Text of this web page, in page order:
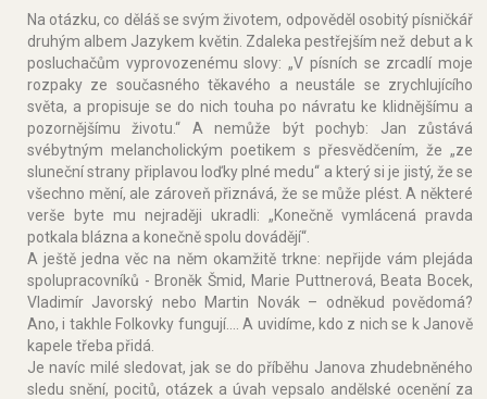
Na otázku, co děláš se svým životem, odpověděl osobitý písničkář
druhým albem Jazykem květin. Zdaleka pestřejším než debut a k
posluchačům vyprovozenému slovy: „V písních se zrcadlí moje
rozpaky ze současného těkavého a neustále se zrychlujícího
světa, a propisuje se do nich touha po návratu ke klidnějšímu a
pozornějšímu životu.“ A nemůže být pochyb: Jan zůstává
svébytným melancholickým poetikem s přesvědčením, že „ze
sluneční strany připlavou loďky plné medu“ a který si je jistý, že se
všechno mění, ale zároveň přiznává, že se může plést. A některé
verše byte mu nejraději ukradli: „Konečně vymlácená pravda
potkala blázna a konečně spolu dovádějí“.
A ještě jedna věc na něm okamžitě trkne: nepřijde vám plejáda
spolupracovníků - Broněk Šmid, Marie Puttnerová, Beata Bocek,
Vladimír Javorský nebo Martin Novák – odněkud povědomá?
Ano, i takhle Folkovky fungují…. A uvidíme, kdo z nich se k Janově
kapele třeba přidá.
Je navíc milé sledovat, jak se do příběhu Janova zhudebněného
sledu snění, pocitů, otázek a úvah vepsalo andělské ocenění za